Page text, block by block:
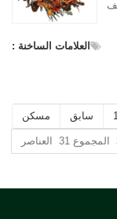
العلامات الساخنة :
مسكن سابق